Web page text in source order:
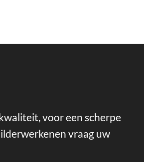
voor een scherpe
vraag uw